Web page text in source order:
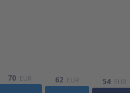
70 EUR 62 EUR 54 EUR